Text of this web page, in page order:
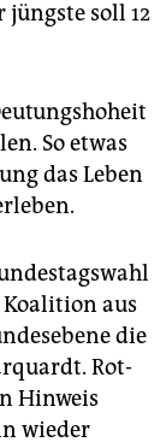
soll 12
So etwas
das Leben
Koalition aus
die
Rot-
Hinweis
wieder